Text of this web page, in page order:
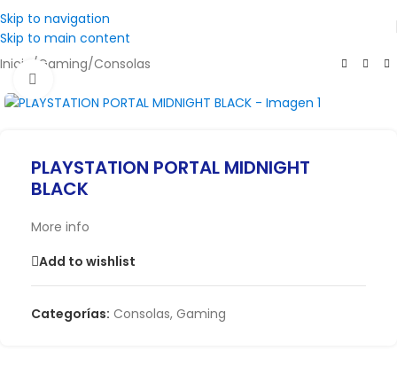
Skip to navigation
Skip to main content
Inicio
/Gaming/Consolas
PLAYSTATION PORTAL MIDNIGHT
BLACK
More info
Add to wishlist
Categorías: Consolas, Gaming